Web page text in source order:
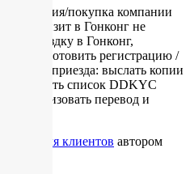
покупка компании
визит в Гонконг не
поездку в Гонконг,
подготовить регистрацию /
Вашего приезда: выслать копии
список DDKYC
организовать перевод и
Для клиентов автором